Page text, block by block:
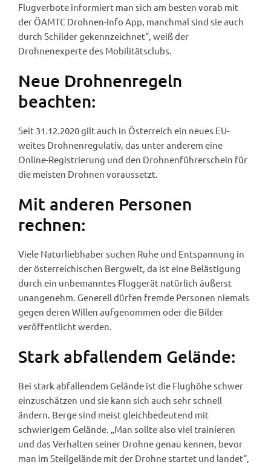
Flugverbote informiert man sich am besten vorab mit
der ÖAMTC Drohnen-Info App, manchmal sind sie auch
durch Schilder gekennzeichnet“, weiß der
Drohnenexperte des Mobilitätsclubs.
Neue Drohnenregeln
beachten:
Seit 31.12.2020 gilt auch in Österreich ein neues EU-
weites Drohnenregulativ, das unter anderem eine
Online-Registrierung und den Drohnenführerschein für
die meisten Drohnen voraussetzt.
Mit anderen Personen
rechnen:
Viele Naturliebhaber suchen Ruhe und Entspannung in
der österreichischen Bergwelt, da ist eine Belästigung
durch ein unbemanntes Fluggerät natürlich äußerst
unangenehm. Generell dürfen fremde Personen niemals
gegen deren Willen aufgenommen oder die Bilder
veröffentlicht werden.
Stark abfallendem Gelände:
Bei stark abfallendem Gelände ist die Flughöhe schwer
einzuschätzen und sie kann sich auch sehr schnell
ändern. Berge sind meist gleichbedeutend mit
schwierigem Gelände. „Man sollte also viel trainieren
und das Verhalten seiner Drohne genau kennen, bevor
man im Steilgelände mit der Drohne startet und landet“,